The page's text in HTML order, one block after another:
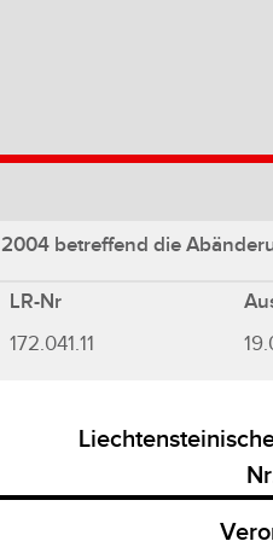
betreffend die
LR-Nr
172.041.11